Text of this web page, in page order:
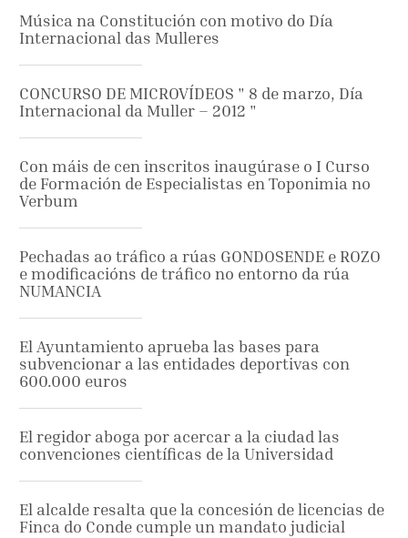
Música na Constitución con motivo do Día
Internacional das Mulleres
CONCURSO DE MICROVÍDEOS " 8 de marzo, Día
Internacional da Muller – 2012 "
Con máis de cen inscritos inaugúrase o I Curso
de Formación de Especialistas en Toponimia no
Verbum
Pechadas ao tráfico a rúas GONDOSENDE e ROZO
e modificacións de tráfico no entorno da rúa
NUMANCIA
El Ayuntamiento aprueba las bases para
subvencionar a las entidades deportivas con
600.000 euros
El regidor aboga por acercar a la ciudad las
convenciones científicas de la Universidad
El alcalde resalta que la concesión de licencias de
Finca do Conde cumple un mandato judicial